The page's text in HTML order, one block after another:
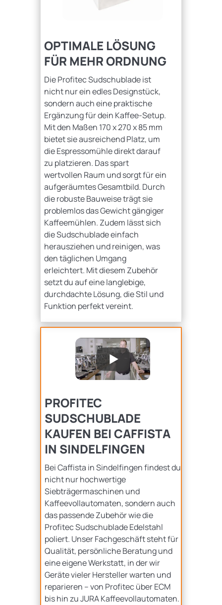
OPTIMALE LÖSUNG
FÜR MEHR ORDNUNG
Die Profitec Sudschublade ist
nicht nur ein edles Designstück,
sondern auch eine praktische
Ergänzung für dein Kaffee-Setup.
Mit den Maßen 170 x 270 x 85 mm
bietet sie ausreichend Platz, um
die Espressomühle direkt darauf
zu platzieren. Das spart
wertvollen Raum und sorgt für ein
aufgeräumtes Gesamtbild. Durch
die robuste Bauweise trägt sie
problemlos das Gewicht gängiger
Kaffeemühlen. Zudem lässt sich
die Sudschublade einfach
herausziehen und reinigen, was
den täglichen Umgang
erleichtert. Mit diesem Zubehör
setzt du auf eine langlebige,
durchdachte Lösung, die Stil und
Funktion perfekt vereint.
PROFITEC
SUDSCHUBLADE
KAUFEN BEI CAFFISTA
IN SINDELFINGEN
Bei Caffista in Sindelfingen findest du
nicht nur hochwertige
Siebträgermaschinen und
Kaffeevollautomaten, sondern auch
das passende Zubehör wie die
Profitec Sudschublade Edelstahl
poliert. Unser Fachgeschäft steht für
Qualität, persönliche Beratung und
eine eigene Werkstatt, in der wir
Geräte vieler Hersteller warten und
reparieren – von Profitec über ECM
bis hin zu JURA Kaffeevollautomaten.